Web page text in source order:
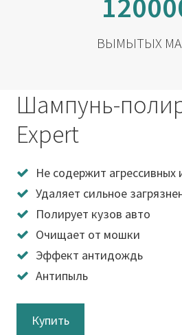
ВЫМЫТЫХ
Шампунь-
Expert
Не содержит агрессивных
Удаляет сильное
Полирует кузов авто
Очищает от мошки
Эффект антидождь
Антипыль
Купить